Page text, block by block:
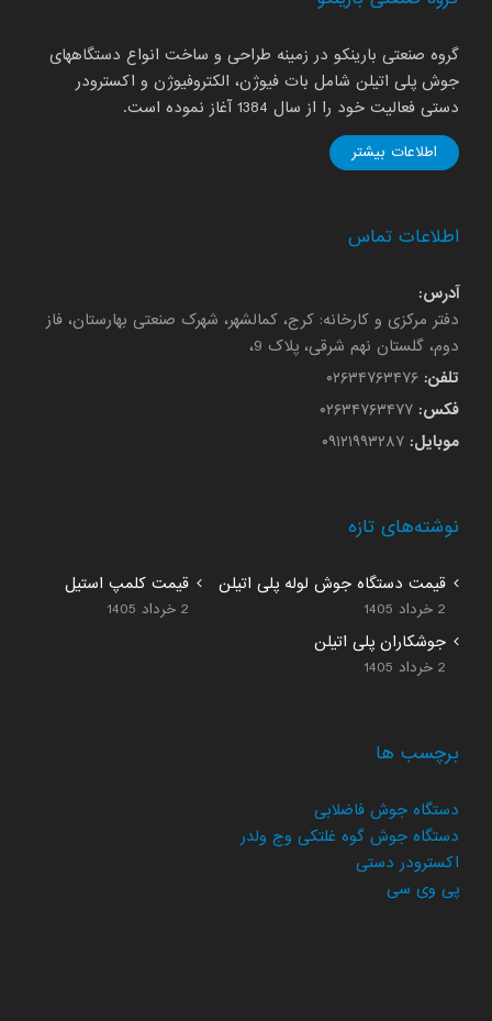
گروه صنعتی بارینکو در زمینه طراحی و ساخت انواع دستگاههای
جوش پلی اتیلن شامل بات فیوژن، الکتروفیوژن و اکسترودر
دستی فعالیت خود را از سال 1384 آغاز نموده است.
اطلاعات بیشتر
اطلاعات تماس
آدرس:
دفتر مرکزی و کارخانه: کرج، کمالشهر، شهرک صنعتی بهارستان، فاز
دوم، گلستان نهم شرقی، پلاک 9،
تلفن: ۰۲۶۳۴۷۶۳۴۷۶
فکس: ۰۲۶۳۴۷۶۳۴۷۷
موبایل: ۰۹۱۲۱۹۹۳۲۸۷
نوشته‌های تازه
قیمت دستگاه جوش لوله پلی اتیلن
2 خرداد 1405
قیمت کلمپ استیل
2 خرداد 1405
جوشکاران پلی اتیلن
2 خرداد 1405
برچسب ها
دستگاه جوش فاضلابی
دستگاه جوش گوه غلتکی وج ولدر
اکسترودر دستی
پی وی سی